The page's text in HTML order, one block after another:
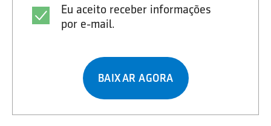
Eu aceito receber informações
por e-mail.
BAIXAR AGORA